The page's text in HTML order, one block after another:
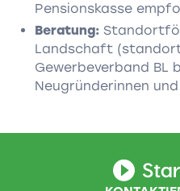
Pensionskasse
Beratung:
Landschaft
Gewerbeverband
Neugründerinnen